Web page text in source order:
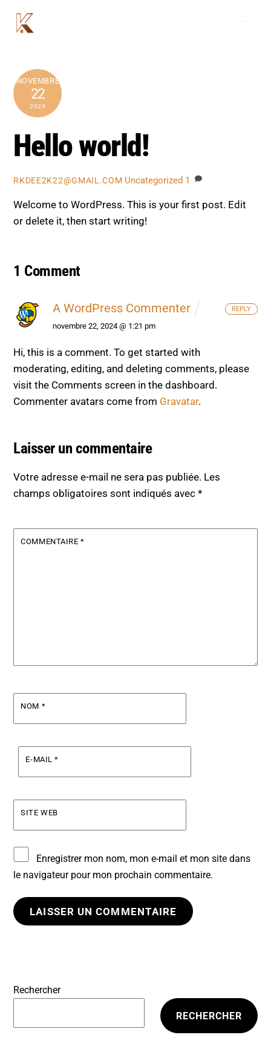
NOVEMBRE
22
2024
Hello world!
RKDEE2K22@GMAIL.COM Uncategorized 1
Welcome to WordPress. This is your first post. Edit
or delete it, then start writing!
1 Comment
A WordPress Commenter
novembre 22, 2024 @ 1:21 pm
Hi, this is a comment. To get started with
moderating, editing, and deleting comments, please
visit the Comments screen in the dashboard.
Commenter avatars come from Gravatar.
REPLY
Laisser un commentaire
Votre adresse e-mail ne sera pas publiée. Les
champs obligatoires sont indiqués avec*
COMMENTAIRE *
NOM *
E-MAIL*
SITE WEB
Enregistrer mon nom, mon e-mail et mon site dans
le navigateur pour mon prochain commentaire.
Rechercher
RECHERCHER